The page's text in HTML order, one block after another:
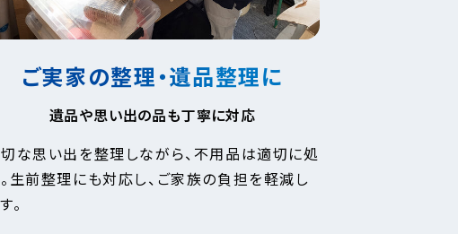
ご実家の整理・遺品整理に
遺品や思い出の品も丁寧に対応
な思い出を整理しながら、不用品は適切に処
生前整理にも対応し、ご家族の負担を軽減し
。